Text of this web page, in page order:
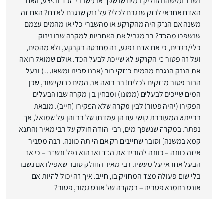
האדם אחראי לנזק שנגרם לכלי? על נזק שנגרם לאדם? האם זה
משנה אם הנזק היה מהקרקע או מהשברי כלי או מהמים עצמם
שנשפכו מהכד? רב מגביל את האחריות למקרה שבו ניזוק
כלי/בגדים, כי אם אדם נפגע, זה מחבטה בקרקע, ולא מהמים,
ועל זה פטור כי הקרקע לא שייכת לבעל הכד. אולם שמואל רואה
את הנזק הנגרם מהמים כנזקי בור (אבנו סכינו ומשאו…) ובעל
הבור פטור מנזקים לכלים! רב רואה את המים כנזקי שור, שכן
המים שייכים לבעלים (ממונו) ומבחין בין מקרה שבו הבעלים
הפקירו (יהיה פטור) לבין מקרה שלא הפקירו (חייב). מובאת
ברייתא המעוררת קושי עם הן עמדתו של רב והן על שמואל, אך
נפתר. במקרה שנשפך מים, רבי יהודה חולק על רבי מאיר (התנא
קמא במשנה) וסובר שחייבים רק אם הייתה כוונה. רבה מסביר
איזה כוונה – כוונה להוריד את הכד ואז הוא נפל ונשבר – כי אז
הבעל אחראי על מעשיו. רבי מאיר החולק סובר שאפילו אם נשבר
בלי שום פעולה מצד המחזיק בו, חייב. איך זה יכול להיות אם
אונס רחמנא פטריה – במקרה של אונס גמור, פטור?